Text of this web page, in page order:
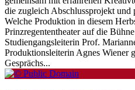
die zugleich Abschlussprojekt und
Welche Produktion in diesem
Prinzregententheater auf die
Studiengangsleiterin Prof.
Produktionsleiterin Agnes Wiener
Gesprächs...